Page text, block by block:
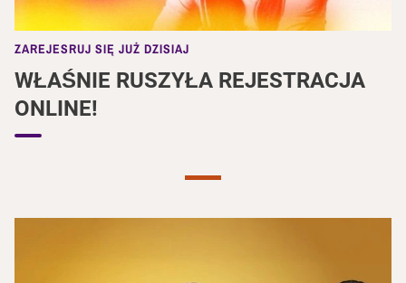
ZAREJESRUJ SIĘ JUŻ DZISIAJ
WŁAŚNIE RUSZYŁA REJESTRACJA
ONLINE!